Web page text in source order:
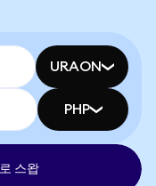
URAON
PHP
스왑